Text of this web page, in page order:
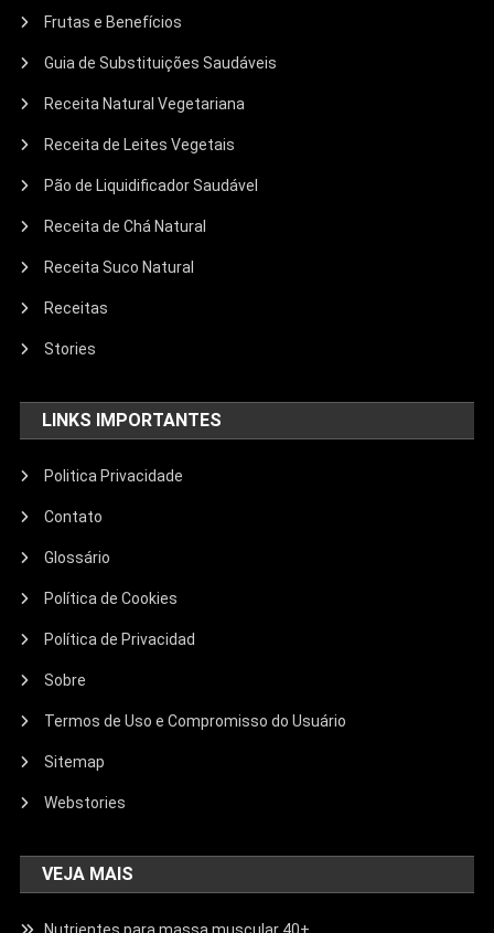
Frutas e Benefícios
Guia de Substituições Saudáveis
Receita Natural Vegetariana
Receita de Leites Vegetais
Pão de Liquidificador Saudável
Receita de Chá Natural
Receita Suco Natural
Receitas
Stories
LINKS IMPORTANTES
Politica Privacidade
Contato
Glossário
Política de Cookies
Política de Privacidad
Sobre
Termos de Uso e Compromisso do Usuário
Sitemap
Webstories
VEJA MAIS